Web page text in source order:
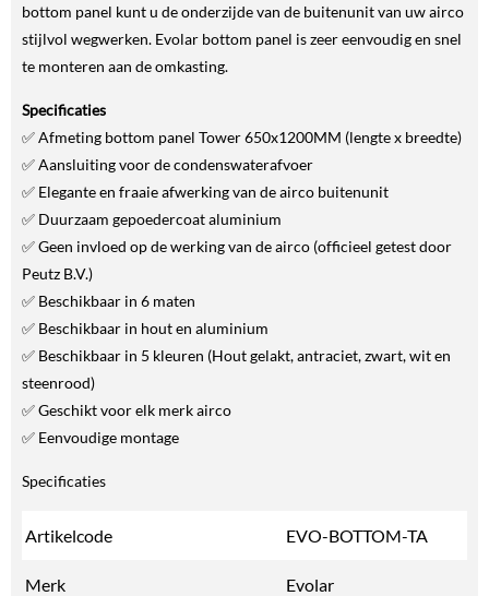
bottom panel kunt u de onderzijde van de buitenunit van uw airco
stijlvol wegwerken. Evolar bottom panel is zeer eenvoudig en snel
te monteren aan de omkasting.
Specificaties
✅ Afmeting bottom panel Tower 650x1200MM (lengte x breedte)
✅ Aansluiting voor de condenswaterafvoer
✅ Elegante en fraaie afwerking van de airco buitenunit
✅ Duurzaam gepoedercoat aluminium
✅ Geen invloed op de werking van de airco (officieel getest door
Peutz B.V.)
✅ Beschikbaar in 6 maten
✅ Beschikbaar in hout en aluminium
✅ Beschikbaar in 5 kleuren (Hout gelakt, antraciet, zwart, wit en
steenrood)
✅ Geschikt voor elk merk airco
✅ Eenvoudige montage
Specificaties
Artikelcode EVO-BOTTOM-TA
Merk Evolar